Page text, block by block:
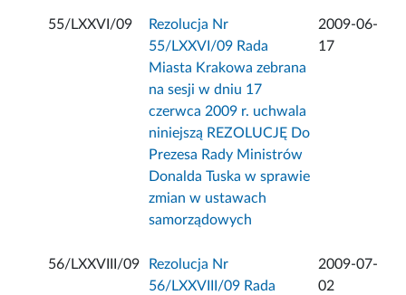
55/LXXVI/09
Rezolucja Nr
55/LXXVI/09 Rada
Miasta Krakowa zebrana
na sesji w dniu 17
czerwca 2009 r. uchwala
niniejszą REZOLUCJĘ Do
Prezesa Rady Ministrów
Donalda Tuska w sprawie
zmian w ustawach
samorządowych
2009-06-
17
56/LXXVIII/09
Rezolucja Nr
56/LXXVIII/09 Rada
2009-07-
02